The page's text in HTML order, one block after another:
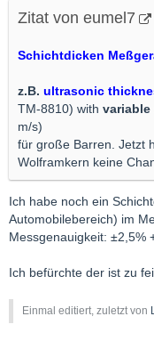
Zitat von eumel7
Schichtdicken
z.B. ultrasonic
TM-8810) with
m/s)
für große Barren. Jetzt
Wolframkern keine
Ich habe noch ein
Automobilebereich) im
Messgenauigkeit: ±2,5%
Ich befürchte der ist zu
Einmal editiert, zuletzt von